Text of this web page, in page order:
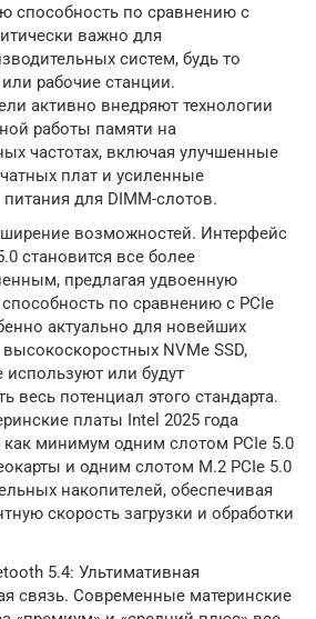
способность по сравнению с
важно для
систем, будь то
рабочие станции.
активно внедряют технологии
работы памяти на
частотах, включая улучшенные
плат и усиленные
для DIMM-слотов.
возможностей. Интерфейс
становится все более
предлагая удвоенную
по сравнению с PCIe
актуально для новейших
NVMe SSD,
используют или будут
весь потенциал этого стандарта.
платы Intel 2025 года
минимум одним слотом PCIe 5.0
и одним слотом M.2 PCIe 5.0
накопителей, обеспечивая
скорость загрузки и обработки
5.4: Ультимативная
связь. Современные материнские